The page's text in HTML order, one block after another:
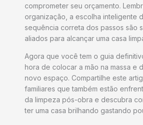
comprometer seu orçamento.
organização, a escolha inteligente
sequência correta dos passos são
aliados para alcançar uma casa
Agora que você tem o guia
hora de colocar a mão na massa e
novo espaço. Compartilhe este
familiares que também estão
da limpeza pós-obra e descubra
ter uma casa brilhando gastando